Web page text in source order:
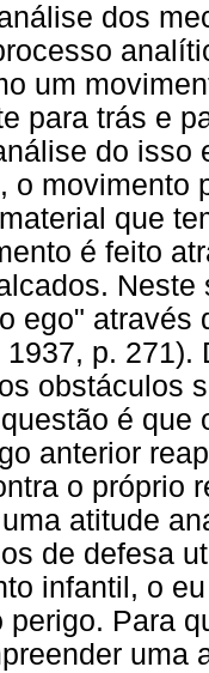
dos
um
para trás e
do isso
o movimento
que
é feito
ego" através
p.
obstáculos
é
anterior
o próprio
atitude
de defesa
infantil, o
perigo. Para
uma